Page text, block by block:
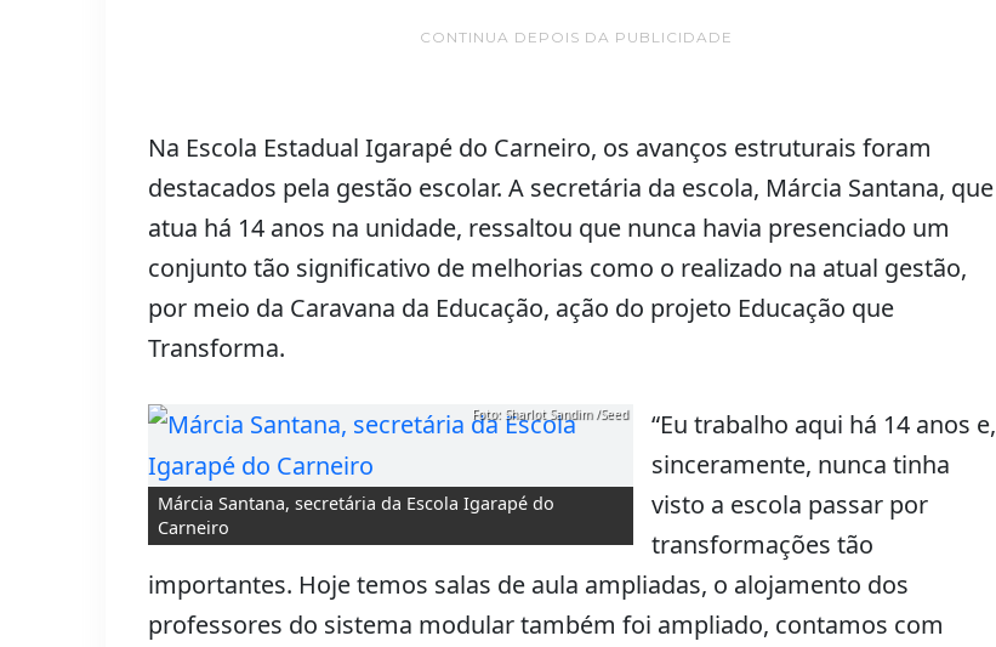
CONTINUA DEPOIS DA PUBLICIDADE
Na Escola Estadual Igarapé do Carneiro, os avanços estruturais foram
destacados pela gestão escolar. A secretária da escola, Márcia Santana, que
atua há 14 anos na unidade, ressaltou que nunca havia presenciado um
conjunto tão significativo de melhorias como o realizado na atual gestão,
por meio da Caravana da Educação, ação do projeto Educação que
Transforma.
Márcia Santana, secretária da Escola Igarapé do
Carneiro
Foto: Sharlot Sandim /Seed
“Eu trabalho aqui há 14 anos e,
sinceramente, nunca tinha
visto a escola passar por
transformações tão
importantes. Hoje temos salas de aula ampliadas, o alojamento dos
professores do sistema modular também foi ampliado, contamos com